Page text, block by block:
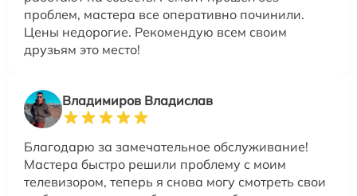
проблем, мастера все оперативно починили.
Цены недорогие. Рекомендую всем своим
друзьям это место!
Владимиров Владислав
Благодарю за замечательное обслуживание!
Мастера быстро решили проблему с моим
телевизором, теперь я снова могу смотреть свои